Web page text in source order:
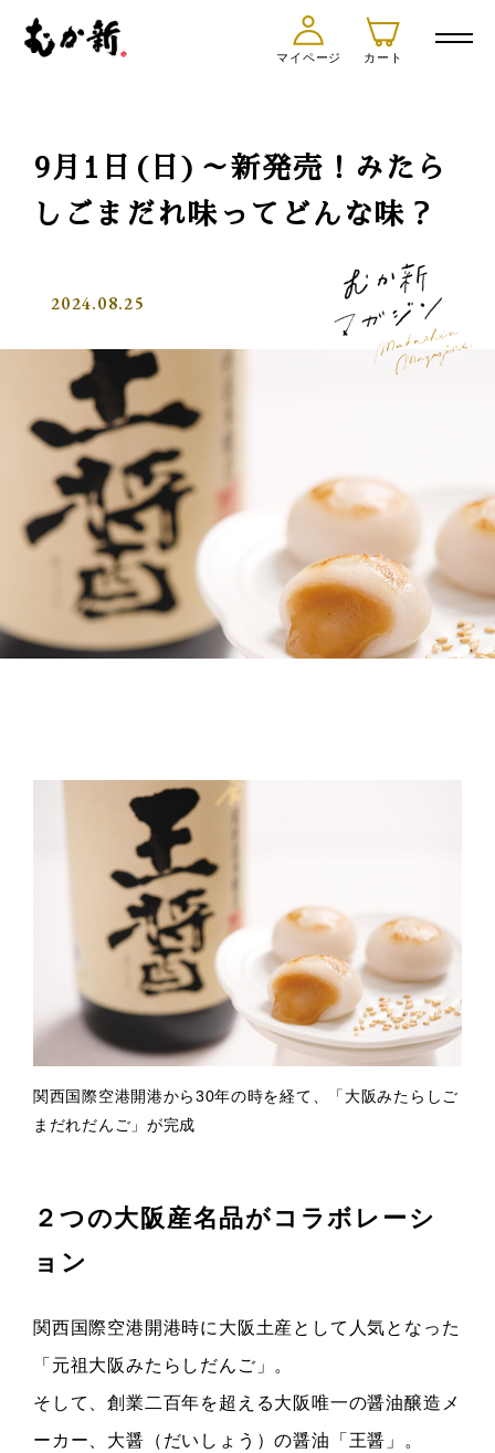
マイページ カート
9月1日(日)～新発売！みたら
しごまだれ味ってどんな味？
2024.08.25
関西国際空港開港から30年の時を経て、「大阪みたらしご
まだれだんご」が完成
２つの大阪産名品がコラボレーシ
ョン
関西国際空港開港時に大阪土産として人気となった
「元祖大阪みたらしだんご」。
そして、創業二百年を超える大阪唯一の醤油醸造メ
ーカー、大醤（だいしょう）の醤油「王醤」。